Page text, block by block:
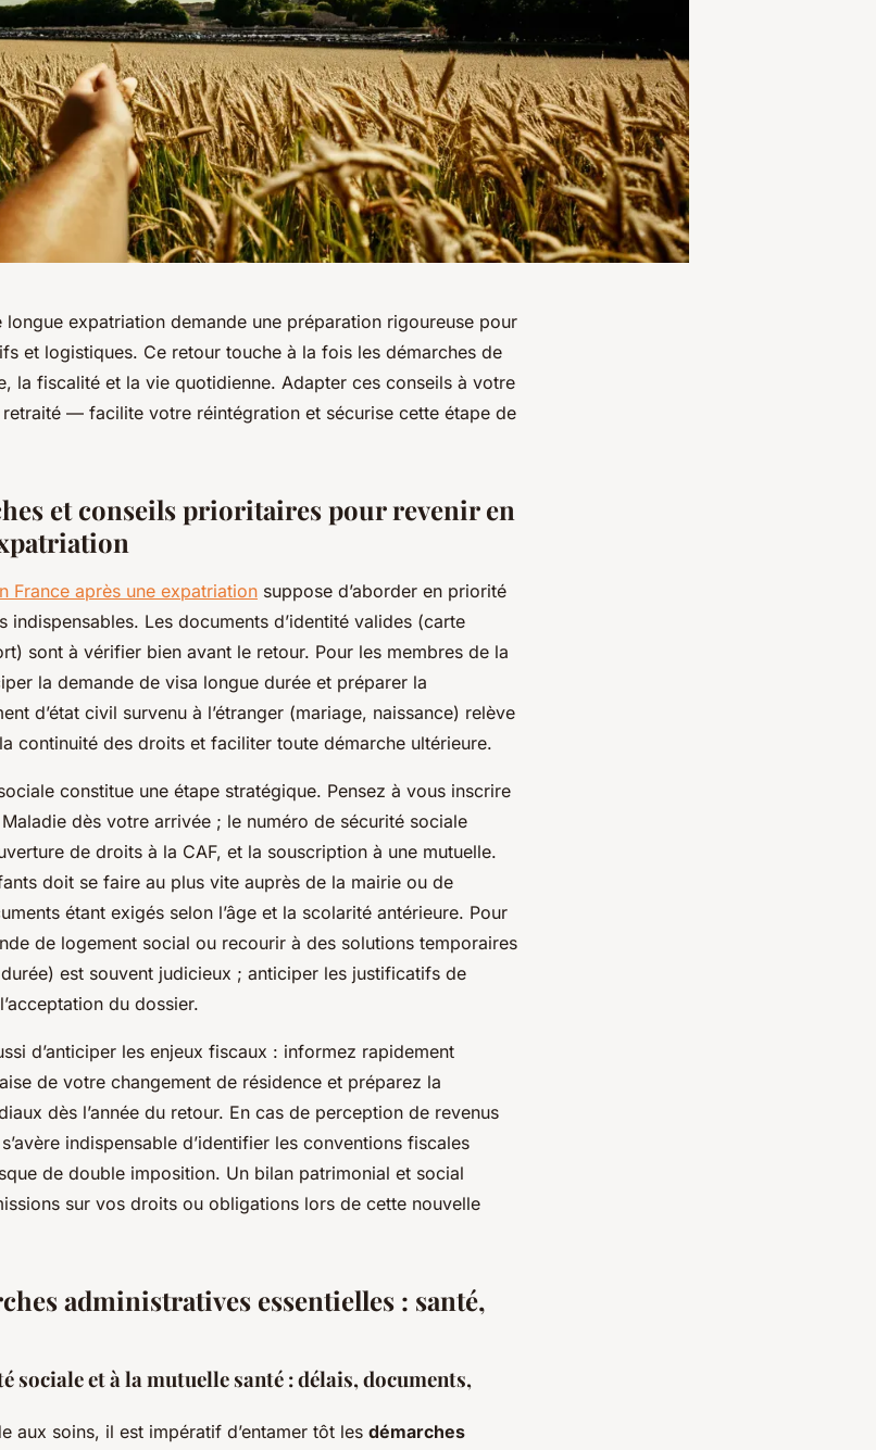
longue expatriation demande une préparation rigoureuse pour
et logistiques. Ce retour touche à la fois les démarches de
la fiscalité et la vie quotidienne. Adapter ces conseils à votre
— facilite votre réintégration et sécurise cette étape de
et conseils prioritaires pour revenir en
France après une expatriation suppose d’aborder en priorité
indispensables. Les documents d’identité valides (carte
sont à vérifier bien avant le retour. Pour les membres de la
la demande de visa longue durée et préparer la
d’état civil survenu à l’étranger (mariage, naissance) relève
continuité des droits et faciliter toute démarche ultérieure.
constitue une étape stratégique. Pensez à vous inscrire
Maladie dès votre arrivée ; le numéro de sécurité sociale
de droits à la CAF, et la souscription à une mutuelle.
doit se faire au plus vite auprès de la mairie ou de
étant exigés selon l’âge et la scolarité antérieure. Pour
de logement social ou recourir à des solutions temporaires
est souvent judicieux ; anticiper les justificatifs de
du dossier.
d’anticiper les enjeux fiscaux : informez rapidement
de votre changement de résidence et préparez la
dès l’année du retour. En cas de perception de revenus
indispensable d’identifier les conventions fiscales
de double imposition. Un bilan patrimonial et social
sur vos droits ou obligations lors de cette nouvelle
administratives essentielles : santé,
sociale et à la mutuelle santé : délais, documents,
aux soins, il est impératif d’entamer tôt les démarches